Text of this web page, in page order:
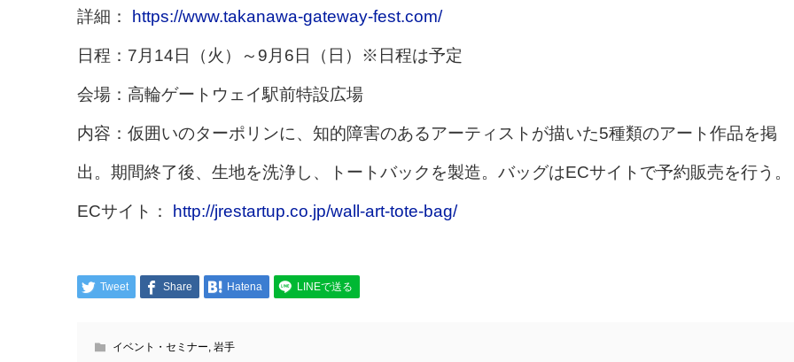
詳細： https://www.takanawa-gateway-fest.com/
日程：7月14日（火）～9月6日（日）※日程は予定
会場：高輪ゲートウェイ駅前特設広場
内容：仮囲いのターポリンに、知的障害のあるアーティストが描いた5種類のアート作品を掲
出。期間終了後、生地を洗浄し、トートバックを製造。バッグはECサイトで予約販売を行う。
ECサイト： http://jrestartup.co.jp/wall-art-tote-bag/
Tweet Share Hatena LINEで送る
イベント・セミナー 岩手